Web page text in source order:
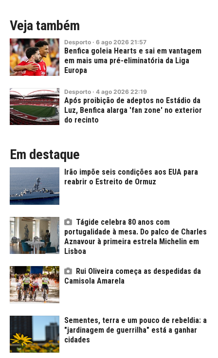
Veja também
Desporto · 6 ago 2026 21:57
Benfica goleia Hearts e sai em vantagem
em mais uma pré-eliminatória da Liga
Europa
Desporto · 4 ago 2026 22:19
Após proibição de adeptos no Estádio da
Luz, Benfica alarga 'fan zone' no exterior
do recinto
Em destaque
Irão impõe seis condições aos EUA para
reabrir o Estreito de Ormuz
Tágide celebra 80 anos com
portugalidade à mesa. Do palco de Charles
Aznavour à primeira estrela Michelin em
Lisboa
Rui Oliveira começa as despedidas da
Camisola Amarela
Sementes, terra e um pouco de rebeldia: a
"jardinagem de guerrilha" está a ganhar
cidades